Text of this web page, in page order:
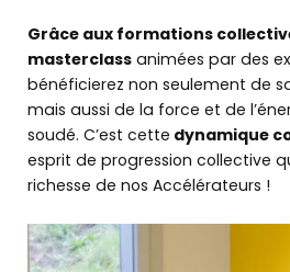
Développer
mon entreprise
Me former
Grâce aux formations
masterclass animées par des
bénéficierez non seulement de
mais aussi de la force et de
soudé. C’est cette dynamique
esprit de progression collective
richesse de nos Accélérateurs !